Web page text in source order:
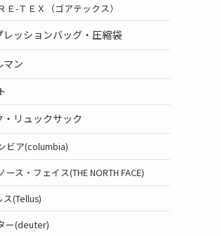
Ｅ-ＴＥＸ（ゴアテックス）
レッションバッグ・圧縮袋
マン
・リュックサック
ビア(columbia)
ース・フェイス(THE NORTH FACE)
ス(Tellus)
ー(deuter)